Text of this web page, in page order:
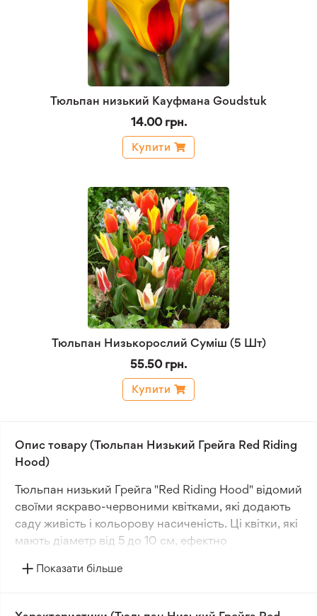
Тюльпан низький Кауфмана Goudstuk
14.00 грн.
Купити
Тюльпан Низькорослий Суміш (5 Шт)
55.50 грн.
Купити
Опис товару (Тюльпан Низький Грейга Red Riding
Hood)
Тюльпан низький Грейга "Red Riding Hood" відомий
своїми яскраво-червоними квітками, які додають
саду живість і кольорову насиченість. Ці квітки, які
мають діаметр від 5 до 10 см, ефектно
створюючи привабливу візуальну гармонію.
Показати більше